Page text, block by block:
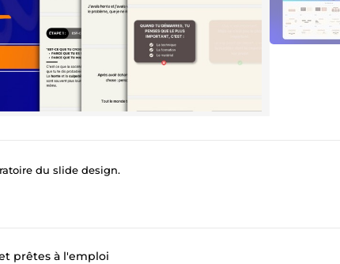
du slide design.
prêtes à l'emploi